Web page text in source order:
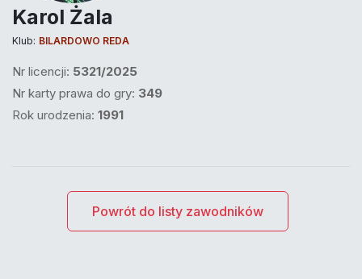
Karol Żala
Klub: BILARDOWO REDA
Nr licencji: 5321/2025
Nr karty prawa do gry: 349
Rok urodzenia: 1991
Powrót do listy zawodników